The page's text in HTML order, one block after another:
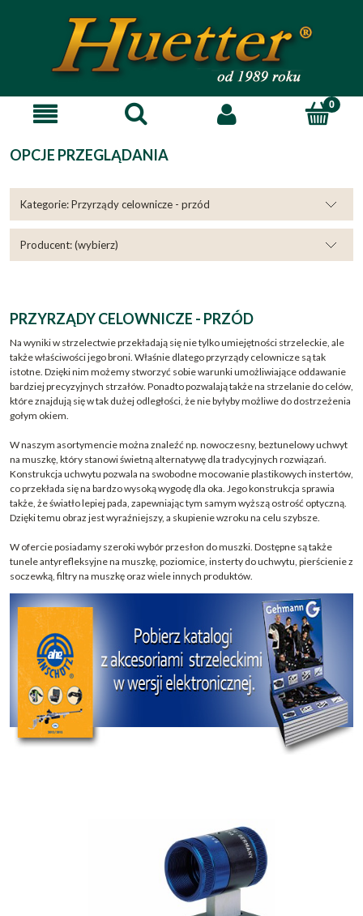
OPCJE PRZEGLĄDANIA
Kategorie: Przyrządy celownicze - przód
Producent: (wybierz)
PRZYRZĄDY CELOWNICZE - PRZÓD
Na wyniki w strzelectwie przekładają się nie tylko umiejętności strzeleckie, ale
także właściwości jego broni. Właśnie dlatego przyrządy celownicze są tak
istotne. Dzięki nim możemy stworzyć sobie warunki umożliwiające oddawanie
bardziej precyzyjnych strzałów. Ponadto pozwalają także na strzelanie do celów,
które znajdują się w tak dużej odległości, że nie byłyby możliwe do dostrzeżenia
gołym okiem.
W naszym asortymencie można znaleźć np. nowoczesny, beztunelowy uchwyt
na muszkę, który stanowi świetną alternatywę dla tradycyjnych rozwiązań.
Konstrukcja uchwytu pozwala na swobodne mocowanie plastikowych instertów,
co przekłada się na bardzo wysoką wygodę dla oka. Jego konstrukcja sprawia
także, że światło lepiej pada, zapewniając tym samym wyższą ostrość optyczną.
Dzięki temu obraz jest wyraźniejszy, a skupienie wzroku na celu szybsze.
W ofercie posiadamy szeroki wybór przesłon do muszki. Dostępne są także
tunele antyrefleksyjne na muszkę, poziomice, insterty do uchwytu, pierścienie z
soczewką, filtry na muszkę oraz wiele innych produktów.